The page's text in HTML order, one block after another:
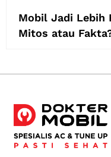
Mobil Jadi Lebih
Mitos atau